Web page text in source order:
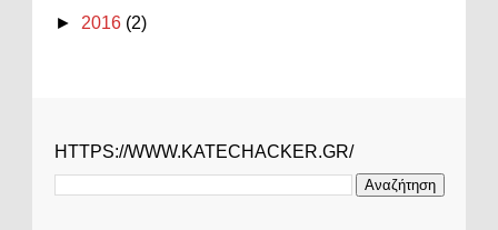
► 2016 (2)
HTTPS://WWW.KATECHACKER.GR/